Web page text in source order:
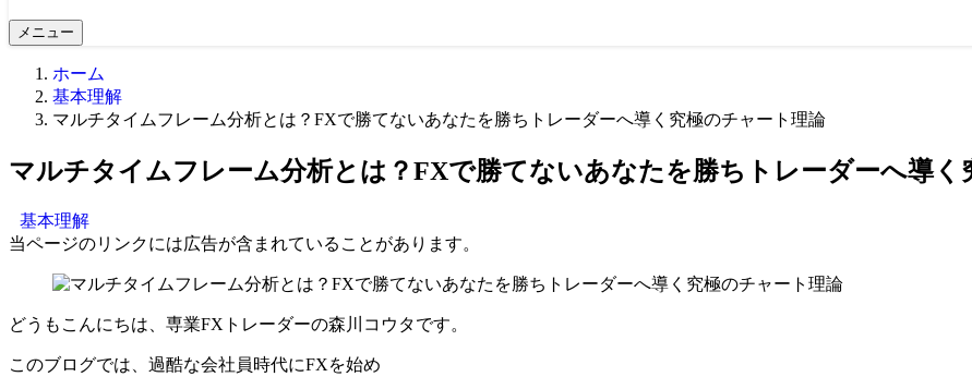
メニュー
ホーム
基本理解
マルチタイムフレーム分析とは？FXで勝てないあなたを勝ちトレーダーへ導く究極のチャート理論
マルチタイムフレーム分析とは？FXで勝てないあなたを勝ちトレーダーへ導く
基本理解
当ページのリンクには広告が含まれていることがあります。
どうもこんにちは、専業FXトレーダーの森川コウタです。
このブログでは、過酷な会社員時代にFXを始め